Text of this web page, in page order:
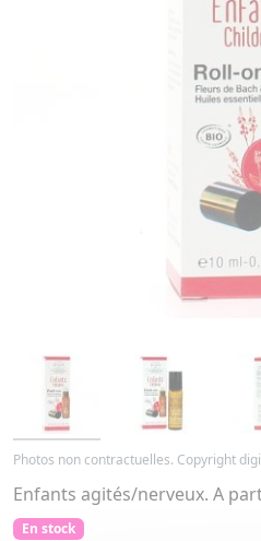
Photos non contractuelles. Copyright
Enfants agités/nerveux. A
En stock